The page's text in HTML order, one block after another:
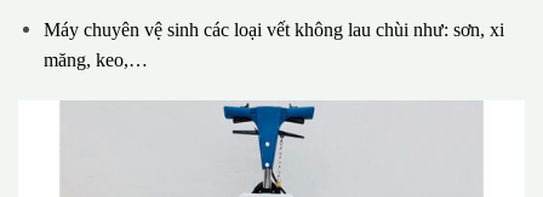
Máy chuyên vệ sinh các loại vết không lau chùi như: sơn, xi
măng, keo,…